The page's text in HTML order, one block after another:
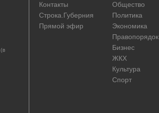
(в
Контакты
Строка.Губерния
Прямой эфир
Общество
Политика
Экономика
Правопорядок
Бизнес
ЖКХ
Культура
Спорт